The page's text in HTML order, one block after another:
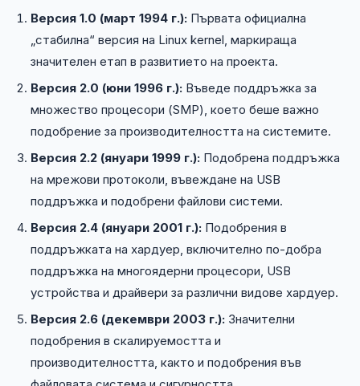
Версия 1.0 (март 1994 г.): Първата официална
„стабилна“ версия на Linux kernel, маркираща
значителен етап в развитието на проекта.
Версия 2.0 (юни 1996 г.): Въведе поддръжка за
множество процесори (SMP), което беше важно
подобрение за производителността на системите.
Версия 2.2 (януари 1999 г.): Подобрена поддръжка
на мрежови протоколи, въвеждане на USB
поддръжка и подобрени файлови системи.
Версия 2.4 (януари 2001 г.): Подобрения в
поддръжката на хардуер, включително по-добра
поддръжка на многоядерни процесори, USB
устройства и драйвери за различни видове хардуер.
Версия 2.6 (декември 2003 г.): Значителни
подобрения в скалируемостта и
производителността, както и подобрения във